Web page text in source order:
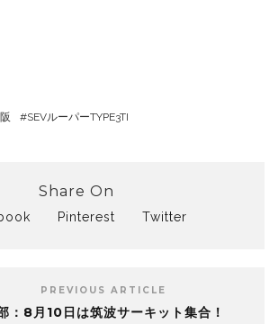
SEVルーパーTYPE3TI
Share On
Pinterest Twitter
PREVIOUS ARTICLE
：8月10日は筑波サーキット集合！